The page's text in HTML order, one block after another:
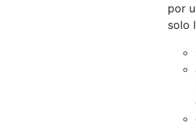
por
solo